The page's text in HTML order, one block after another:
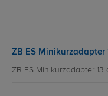
ZB ES Minikurzadapter
ZB ES Minikurzadapter 13